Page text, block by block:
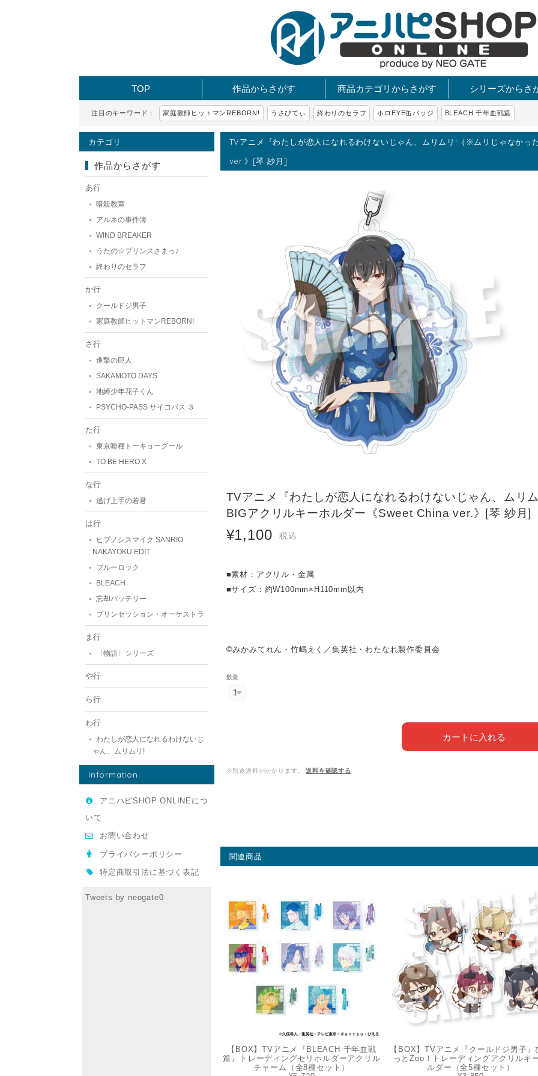
TOP 作品からさがす 商品カテゴリからさがす シリーズからさ
注目のキーワード： 家庭教師ヒットマンREBORN! うさびてぃ 終わりのセラフ ホロEYE缶バッジ BLEACH 千年血戦篇
カテゴリ
作品からさがす
あ行
暗殺教室
アルネの事件簿
WIND BREAKER
うたの☆プリンスさまっ♪
終わりのセラフ
か行
クールドジ男子
家庭教師ヒットマンREBORN!
さ行
進撃の巨人
SAKAMOTO DAYS
地縛少年花子くん
PSYCHO-PASS サイコパス ３
た行
東京喰種トーキョーグール
TO BE HERO X
な行
逃げ上手の若君
は行
ヒプノシスマイク SANRIO
NAKAYOKU EDIT
ブルーロック
BLEACH
忘却バッテリー
プリンセッション・オーケストラ
ま行
〈物語〉シリーズ
や行
ら行
わ行
わたしが恋人になれるわけないじ
ゃん、ムリムリ!
Information
アニハピSHOP ONLINEにつ
いて
お問い合わせ
プライバシーポリシー
特定商取引法に基づく表記
Tweets by neogate0
TVアニメ『わたしが恋人になれるわけないじゃん、ムリムリ!（※ムリじゃなか
ver.》[琴 紗月]
TVアニメ『わたしが恋人になれるわけないじゃん、ムリ
BIGアクリルキーホルダー《Sweet China ver.》[琴 紗月]
¥1,100 税込
■素材：アクリル・金属
■サイズ：約W100mm×H110mm以内
©みかみてれん・竹嶋えく／集英社・わたなれ製作委員会
数量
カートに入れる
※別途送料がかかります。 送料を確認する
関連商品
【BOX】TVアニメ『BLEACH 千年血戦
篇』トレーディングセリホルダーアクリル
チャーム（全8種セット）
【BOX】TVアニメ『クールドジ男子』
っとZoo！トレーディングアクリルキ
ルダー（全5種セット）